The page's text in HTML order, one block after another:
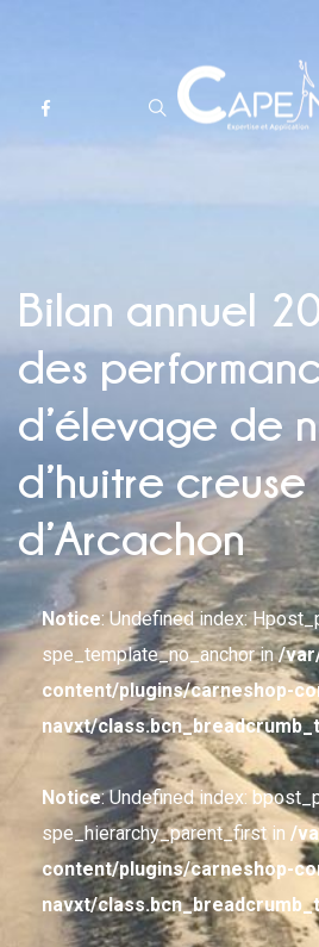
Bilan annuel
des
d’élevage de
d’huitre creuse
d’Arcachon
Notice: Undefined index:
spe_template_no_anchor in/
content/plugins/carneshop-
navxt/
Notice: Undefined index:
spe_hierarchy_parent_first in /
content/plugins/carneshop-
navxt/